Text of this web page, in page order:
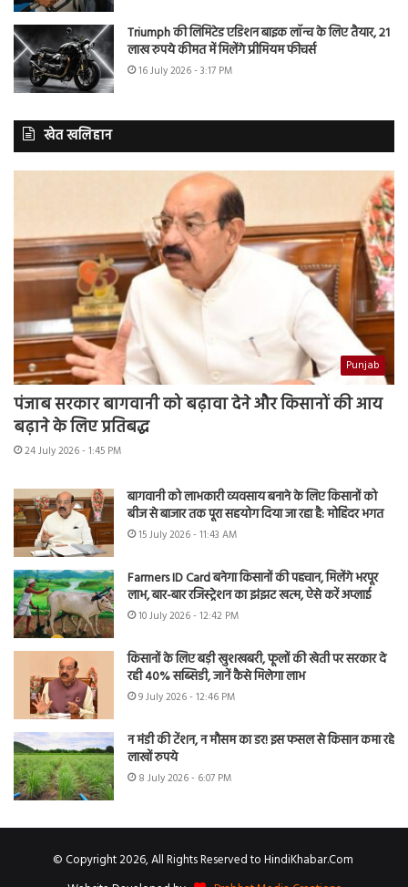
Triumph की लिमिटेड एडिशन बाइक लॉन्च के लिए तैयार, 21
लाख रुपये कीमत में मिलेंगे प्रीमियम फीचर्स
16 July 2026 - 3:17 PM
खेत खलिहान
Punjab
पंजाब सरकार बागवानी को बढ़ावा देने और किसानों की आय
बढ़ाने के लिए प्रतिबद्ध
24 July 2026 - 1:45 PM
बागवानी को लाभकारी व्यवसाय बनाने के लिए किसानों को
बीज से बाजार तक पूरा सहयोग दिया जा रहा है: मोहिंदर भगत
15 July 2026 - 11:43 AM
Farmers ID Card बनेगा किसानों की पहचान, मिलेंगे भरपूर
लाभ, बार-बार रजिस्ट्रेशन का झंझट खत्म, ऐसे करें अप्लाई
10 July 2026 - 12:42 PM
किसानों के लिए बड़ी खुशखबरी, फूलों की खेती पर सरकार दे
रही 40% सब्सिडी, जानें कैसे मिलेगा लाभ
9 July 2026 - 12:46 PM
न मंडी की टेंशन, न मौसम का डर! इस फसल से किसान कमा रहे
लाखों रुपये
8 July 2026 - 6:07 PM
© Copyright 2026, All Rights Reserved to HindiKhabar.Com